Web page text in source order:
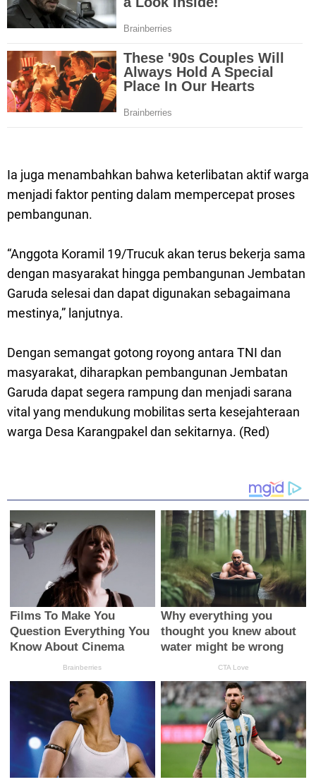
Ia juga menambahkan bahwa keterlibatan aktif warga
menjadi faktor penting dalam mempercepat proses
pembangunan.
“Anggota Koramil 19/Trucuk akan terus bekerja sama
dengan masyarakat hingga pembangunan Jembatan
Garuda selesai dan dapat digunakan sebagaimana
mestinya,” lanjutnya.
Dengan semangat gotong royong antara TNI dan
masyarakat, diharapkan pembangunan Jembatan
Garuda dapat segera rampung dan menjadi sarana
vital yang mendukung mobilitas serta kesejahteraan
warga Desa Karangpakel dan sekitarnya. (Red)